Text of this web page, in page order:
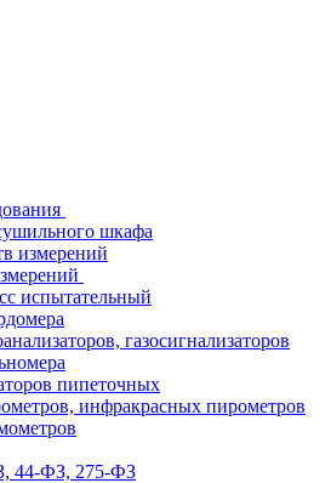
шкафа
измерений
испытательный
газосигнализаторов
пипеточных
инфракрасных пирометров
44-ФЗ, 275-ФЗ